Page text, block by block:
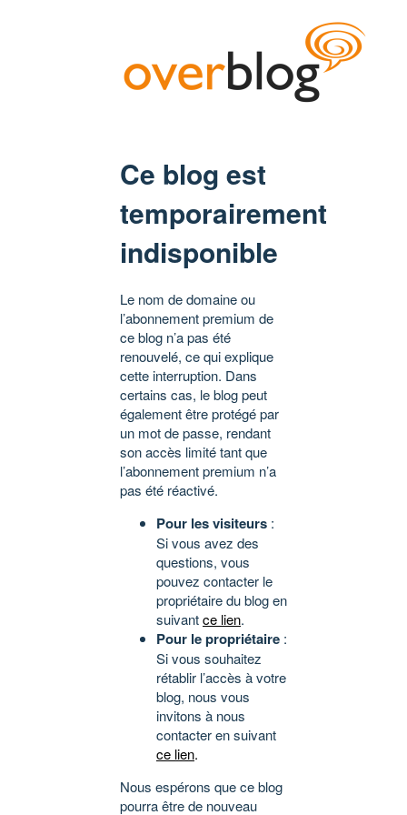
Ce blog est
temporairement
indisponible
Le nom de domaine ou
l’abonnement premium de
ce blog n’a pas été
renouvelé, ce qui explique
cette interruption. Dans
certains cas, le blog peut
également être protégé par
un mot de passe, rendant
son accès limité tant que
l’abonnement premium n’a
pas été réactivé.
Pour les visiteurs :
Si vous avez des
questions, vous
pouvez contacter le
propriétaire du blog en
suivantce lien.
Pour le propriétaire :
Si vous souhaitez
rétablir l’accès à votre
blog, nous vous
invitons à nous
contacter en suivant
ce lien.
Nous espérons que ce blog
pourra être de nouveau